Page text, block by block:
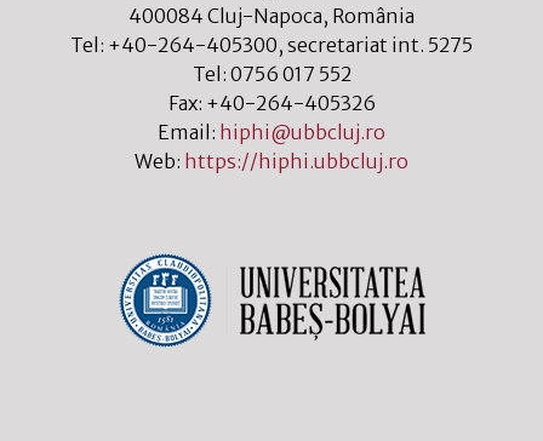
400084 Cluj-Napoca, România
Tel: +40-264-405300, secretariat int. 5275
Tel: 0756 017 552
Fax: +40-264-405326
Email: hiphi@ubbcluj.ro
Web: https://hiphi.ubbcluj.ro